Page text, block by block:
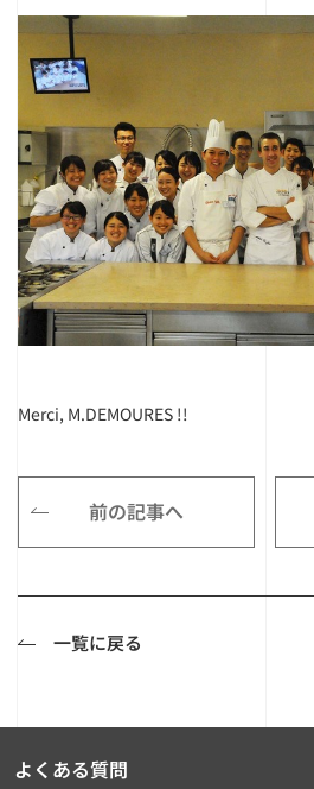
Merci, M.DEMOURES !!
前の記事へ
一覧に戻る
よくある質問